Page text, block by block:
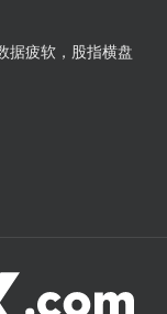
据疲软，股指横盘